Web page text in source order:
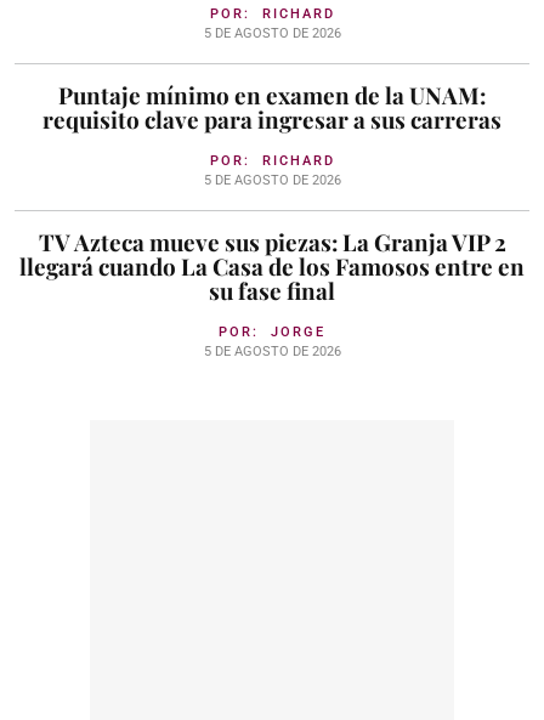
POR: RICHARD
5 DE AGOSTO DE 2026
Puntaje mínimo en examen de la UNAM:
requisito clave para ingresar a sus carreras
POR: RICHARD
5 DE AGOSTO DE 2026
TV Azteca mueve sus piezas: La Granja VIP 2
llegará cuando La Casa de los Famosos entre en
su fase final
POR: JORGE
5 DE AGOSTO DE 2026